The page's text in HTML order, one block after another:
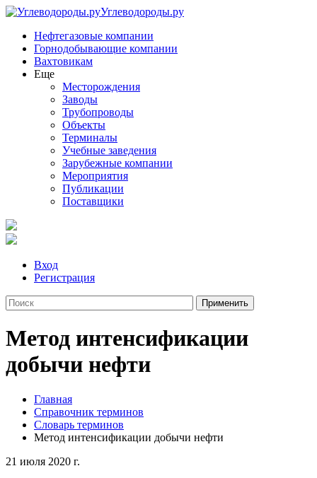
Углеводороды.ру
Нефтегазовые компании
Горнодобывающие компании
Вахтовикам
Еще
Месторождения
Заводы
Трубопроводы
Объекты
Терминалы
Учебные заведения
Зарубежные компании
Мероприятия
Публикации
Поставщики
Вход
Регистрация
Метод интенсификации
добычи нефти
Главная
Справочник терминов
Словарь терминов
Метод интенсификации добычи нефти
21 июля 2020 г.